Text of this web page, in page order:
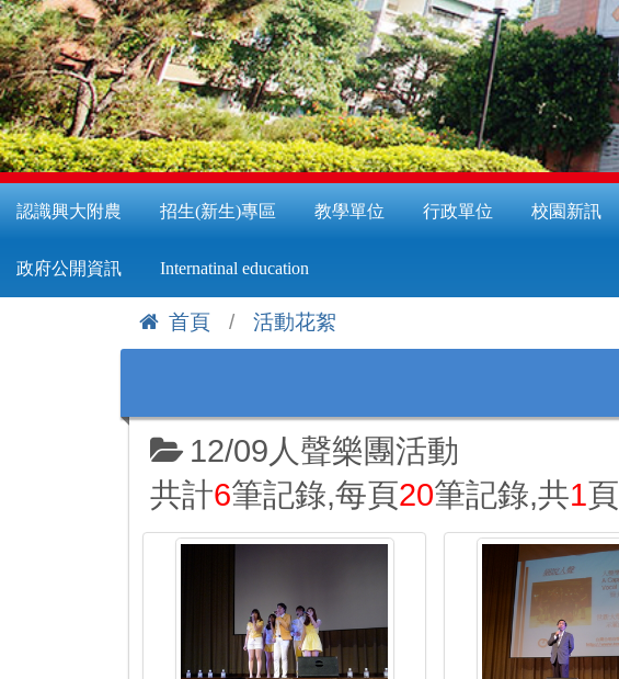
認識興大附農 招生(新生)專區 教學單位 行政單位 校園新訊
政府公開資訊 Internatinal education
首頁
活動花絮
12/09人聲樂團活動
共計6筆記錄,每頁20筆記錄,共1頁